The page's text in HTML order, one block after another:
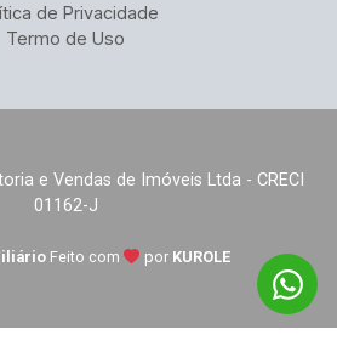
de Privacidade
Termo de Uso
e Vendas de Imóveis Ltda - CRECI
01162-J
Feito com por KUROLE